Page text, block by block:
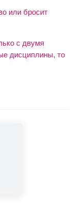
или бросит
с двумя
дисциплины, то